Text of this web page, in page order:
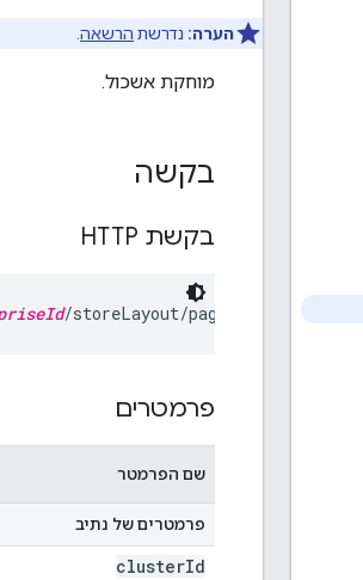
הערה: נדרשת הרשאה
מוחקת אשכול.
בקשה
בקשת HTTP
/storeLayout/pages/
פרמטרים
שם הפרמטר
פרמטרים של נתיב
clusterId